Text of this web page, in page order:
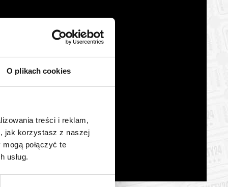
O plikach cookies
treści i reklam,
jak korzystasz z naszej
połączyć te
usług.